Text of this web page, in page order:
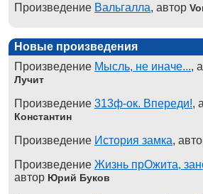
Произведение Вальгалла, автор
Новые произведения
Произведение Мысль, не иначе...,
Лучит
Произведение 313ф-ок. Впереди!,
Константин
Произведение История замка,
Произведение Жизнь прОжита,
автор Юрий Буков